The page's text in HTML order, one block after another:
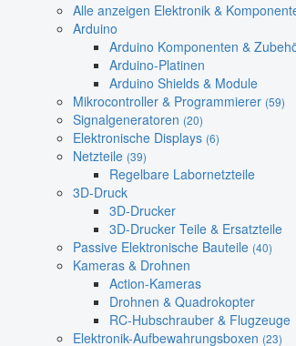
Alle anzeigen Elektronik &
Arduino
Arduino Komponenten &
Arduino-Platinen
Arduino Shields & Module
Mikrocontroller & Programmierer (59)
Signalgeneratoren (20)
Elektronische Displays (6)
Netzteile (39)
Regelbare Labornetzteile
3D-Druck
3D-Drucker
3D-Drucker Teile & Ersatzteile
Passive Elektronische Bauteile (40)
Kameras & Drohnen
Action-Kameras
Drohnen & Quadrokopter
RC-Hubschrauber & Flugzeuge
Elektronik-Aufbewahrungsboxen (23)